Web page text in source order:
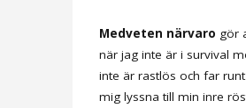
Medveten närvaro gör
när jag inte är i survival
inte är rastlös och far
mig lyssna till min inre